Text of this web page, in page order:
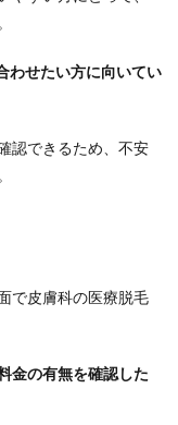
わせたい方に向いてい
認できるため、不安
で皮膚科の医療脱毛
金の有無を確認した